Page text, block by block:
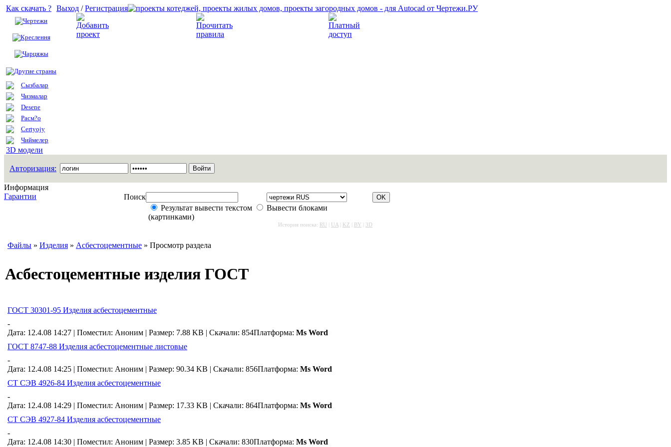
Как скачать ?
Чертежи
Креслення
Чарцяжы
Другие страны
Сызбалар
Чизмалар
Desene
Расм?о
Certyojy
Чиймелер
3D модели
Выход /Регистрация
Авторизация:
Информация
Гарантии
Поиск
Результат вывести текстом
Вывести блоками
(картинками)
История поиска: RU UA KZ BY 3D
Файлы » Изделия » Асбестоцементные » Просмотр раздела
Асбестоцементные изделия ГОСТ
ГОСТ 30301-95 Изделия асбестоцементные
-
Дата: 12.4.08 14:27 | Поместил: Аноним | Размер: 7.88 KB | Скачали: 854Платформа: Ms Word
ГОСТ 8747-88 Изделия асбестоцементные листовые
-
Дата: 12.4.08 14:25 | Поместил: Аноним | Размер: 90.34 KB | Скачали: 856Платформа: Ms Word
СТ СЭВ 4926-84 Изделия асбестоцементные
-
Дата: 12.4.08 14:29 | Поместил: Аноним | Размер: 17.33 KB | Скачали: 864Платформа: Ms Word
СТ СЭВ 4927-84 Изделия асбестоцементные
-
Дата: 12.4.08 14:30 | Поместил: Аноним | Размер: 3.85 KB | Скачали: 830Платформа: Ms Word